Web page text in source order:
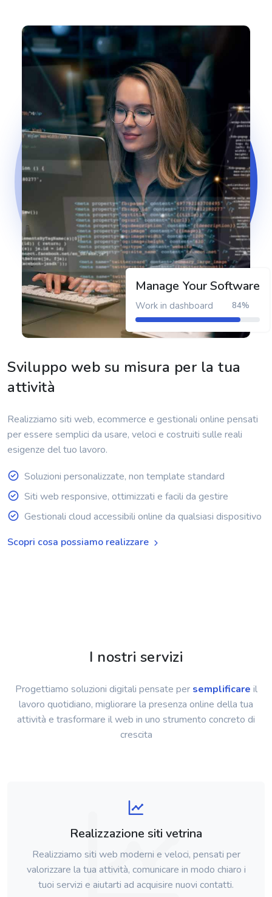
Manage Your Software
Work in dashboard 84%
Sviluppo web su misura per la tua
attività
Realizziamo siti web, ecommerce e gestionali online pensati
per essere semplici da usare, veloci e costruiti sulle reali
esigenze del tuo lavoro.
Soluzioni personalizzate, non template standard
Siti web responsive, ottimizzati e facili da gestire
Gestionali cloud accessibili online da qualsiasi dispositivo
Scopri cosa possiamo realizzare
I nostri servizi
Progettiamo soluzioni digitali pensate per semplificare il
lavoro quotidiano, migliorare la presenza online della tua
attività e trasformare il web in uno strumento concreto di
crescita
Realizzazione siti vetrina
Realizziamo siti web moderni e veloci, pensati per
valorizzare la tua attività, comunicare in modo chiaro i
tuoi servizi e aiutarti ad acquisire nuovi contatti.